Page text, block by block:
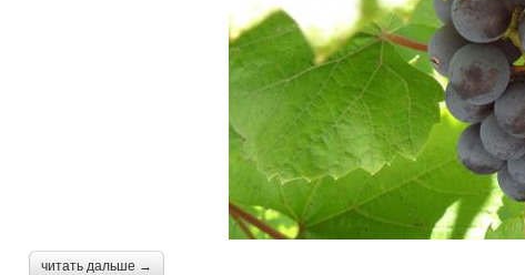
читать дальше →